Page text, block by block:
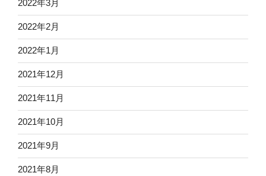
2022年3月
2022年2月
2022年1月
2021年12月
2021年11月
2021年10月
2021年9月
2021年8月